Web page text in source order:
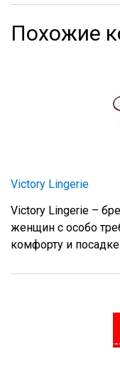
Похожие
Victory Lingerie
Victory Lingerie –
женщин с особо
комфорту и посадке.